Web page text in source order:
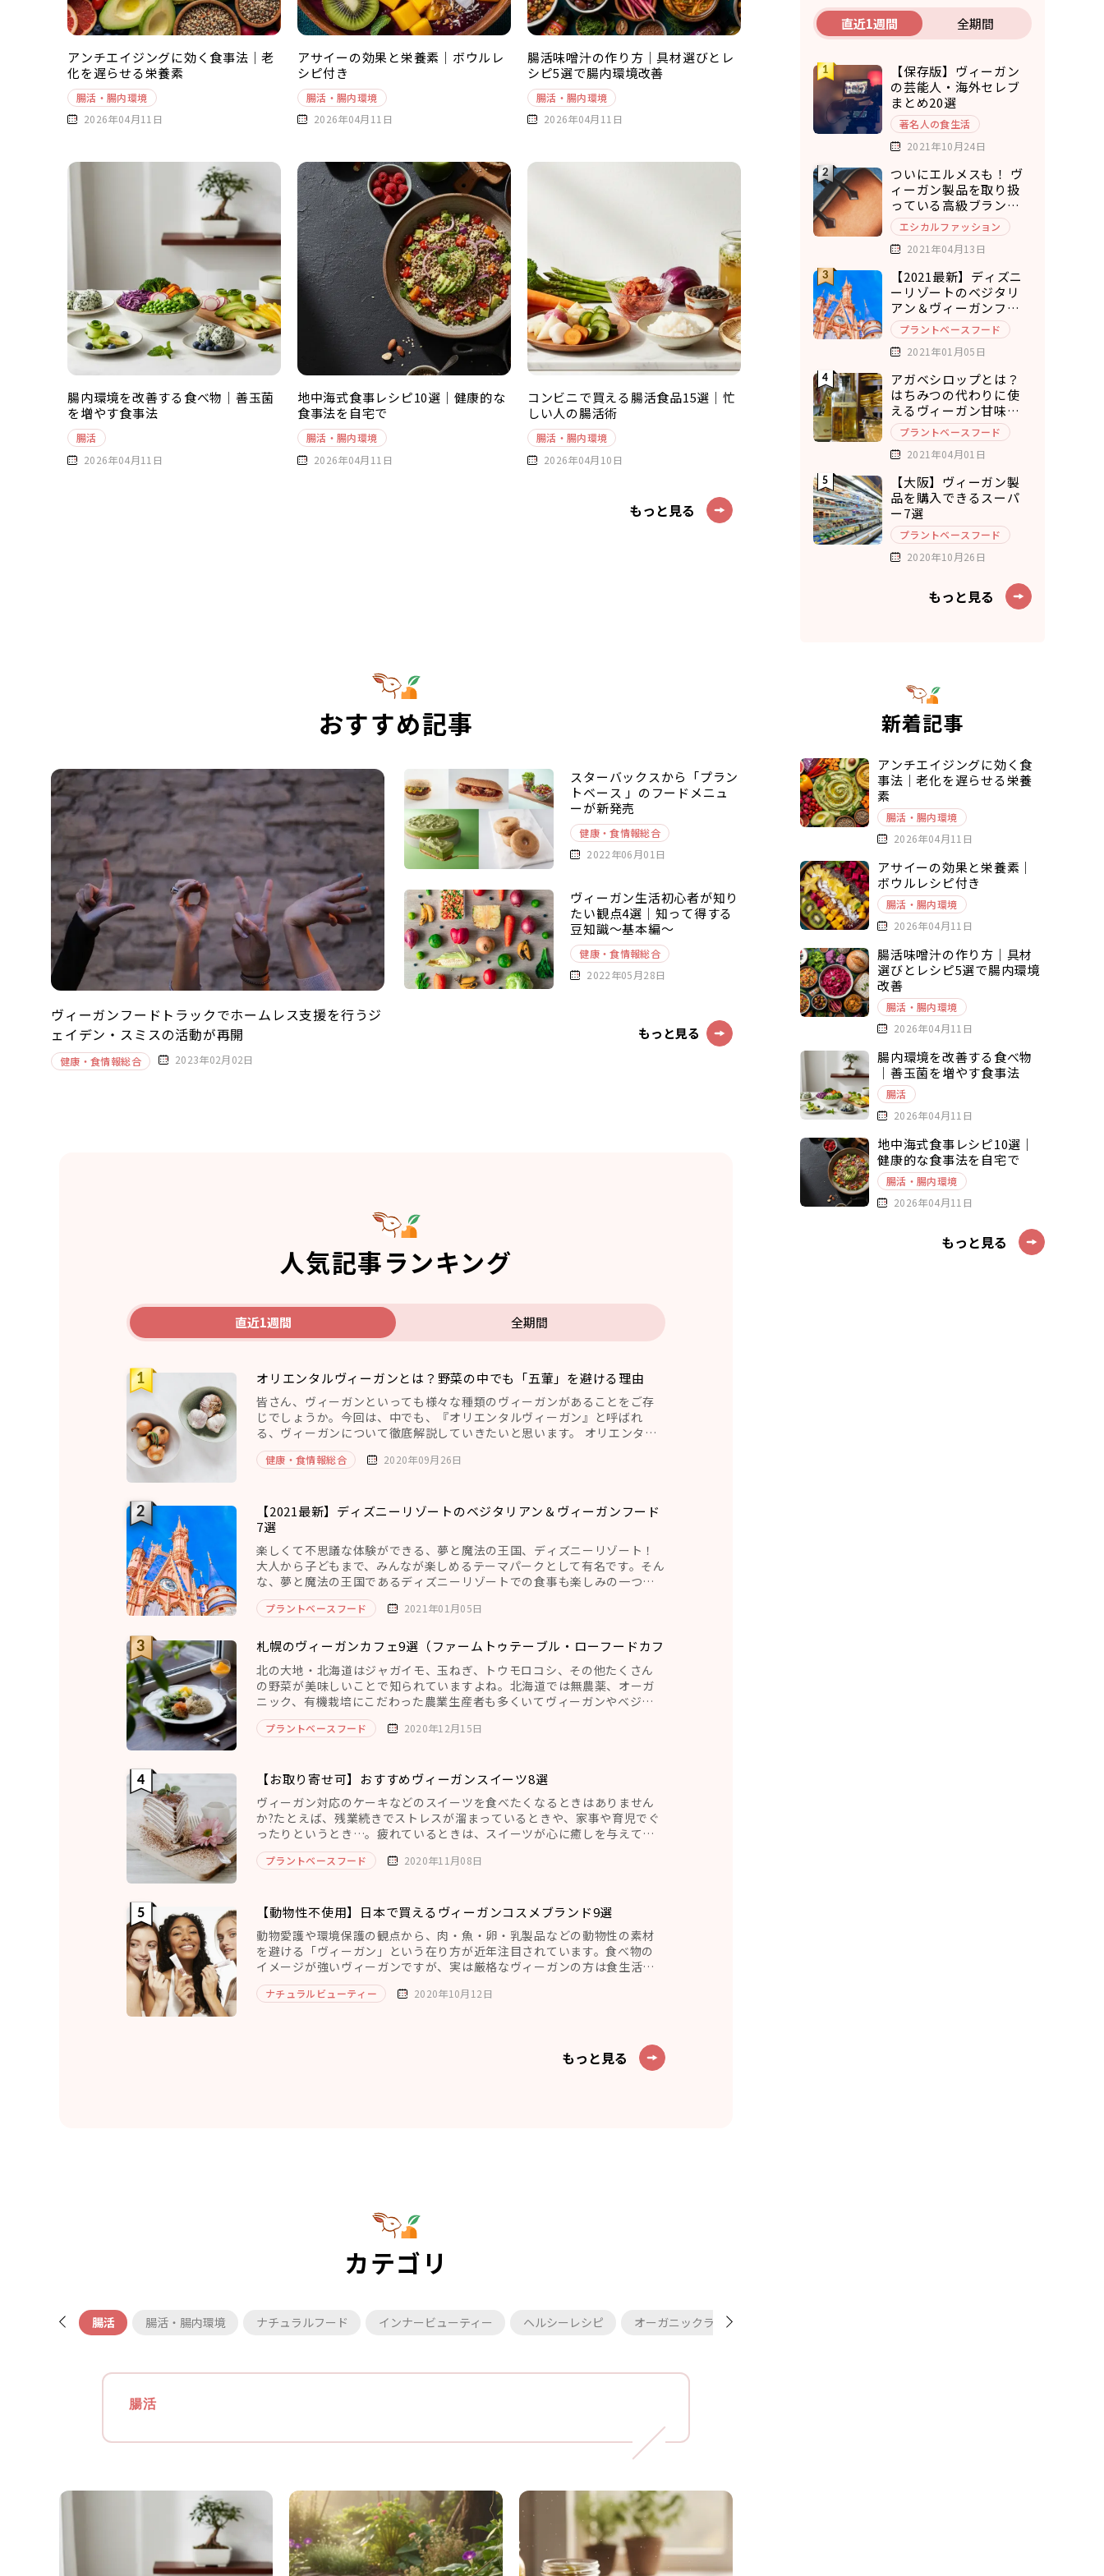
アンチエイジングに効く食事法｜老
化を遅らせる栄養素
腸活・腸内環境
2026年04月11日
アサイーの効果と栄養素｜ボウルレ
シピ付き
腸活・腸内環境
2026年04月11日
腸活味噌汁の作り方｜具材選びとレ
シピ5選で腸内環境改善
腸活・腸内環境
2026年04月11日
腸内環境を改善する食べ物｜善玉菌
を増やす食事法
腸活
2026年04月11日
地中海式食事レシピ10選｜健康的な
食事法を自宅で
腸活・腸内環境
2026年04月11日
コンビニで買える腸活食品15選｜忙
しい人の腸活術
腸活・腸内環境
2026年04月10日
もっと見る
おすすめ記事
ヴィーガンフードトラックでホームレス支援を行うジ
ェイデン・スミスの活動が再開
健康・食情報総合 2023年02月02日
スターバックスから「プラン
トベース 」のフードメニュ
ーが新発売
健康・食情報総合
2022年06月01日
ヴィーガン生活初心者が知り
たい観点4選｜知って得する
豆知識～基本編～
健康・食情報総合
2022年05月28日
もっと見る
人気記事ランキング
直近1週間 全期間
オリエンタルヴィーガンとは？野菜の中でも「五葷」を避ける理由
皆さん、ヴィーガンといっても様々な種類のヴィーガンがあることをご存
じでしょうか。今回は、中でも、『オリエンタルヴィーガン』と呼ばれ
る、ヴィーガンについて徹底解説していきたいと思います。 オリエンタル
ヴィーガンとは、五葷(ごくん)を
健康・食情報総合 2020年09月26日
【2021最新】ディズニーリゾートのベジタリアン＆ヴィーガンフード
7選
楽しくて不思議な体験ができる、夢と魔法の王国、ディズニーリゾート！
大人から子どもまで、みんなが楽しめるテーマパークとして有名です。そん
な、夢と魔法の王国であるディズニーリゾートでの食事も楽しみの一つで
すよね。今回は、ベジタリアンの方よりも制
プラントベースフード 2021年01月05日
札幌のヴィーガンカフェ9選（ファームトゥテーブル・ローフードカフ
ェ・チキュウ）
北の大地・北海道はジャガイモ、玉ねぎ、トウモロコシ、その他たくさん
の野菜が美味しいことで知られていますよね。北海道では無農薬、オーガ
ニック、有機栽培にこだわった農業生産者も多くいてヴィーガンやベジタ
リアンにはとても魅力的です。 そ
プラントベースフード 2020年12月15日
【お取り寄せ可】おすすめヴィーガンスイーツ8選
ヴィーガン対応のケーキなどのスイーツを食べたくなるときはありません
か?たとえば、残業続きでストレスが溜まっているときや、家事や育児でぐ
ったりというとき…。疲れているときは、スイーツが心に癒しを与えてく
れます。 ヴィーガ
プラントベースフード 2020年11月08日
【動物性不使用】日本で買えるヴィーガンコスメブランド9選
動物愛護や環境保護の観点から、肉・魚・卵・乳製品などの動物性の素材
を避ける「ヴィーガン」という在り方が近年注目されています。食べ物の
イメージが強いヴィーガンですが、実は厳格なヴィーガンの方は食生活の
みならず衣服やコスメも徹底して動物性の成分
ナチュラルビューティー 2020年10月12日
もっと見る
カテゴリ
腸活 腸活・腸内環境 ナチュラルフード インナービューティー ヘルシーレシピ オーガニックライフ
腸活
直近1週間 全期間
【保存版】ヴィーガン
の芸能人・海外セレブ
まとめ20選
著名人の食生活
2021年10月24日
ついにエルメスも！ ヴ
ィーガン製品を取り扱
っている高級ブランド7
選エシカルファッション
2021年04月13日
【2021最新】ディズニ
ーリゾートのベジタリ
アン＆ヴィーガンフー
ド7選
プラントベースフード
2021年01月05日
アガベシロップとは？
はちみつの代わりに使
えるヴィーガン甘味料8
選プラントベースフード
2021年04月01日
【大阪】ヴィーガン製
品を購入できるスーパ
ー7選
プラントベースフード
2020年10月26日
もっと見る
新着記事
アンチエイジングに効く食
事法｜老化を遅らせる栄養
素
腸活・腸内環境
2026年04月11日
アサイーの効果と栄養素｜
ボウルレシピ付き
腸活・腸内環境
2026年04月11日
腸活味噌汁の作り方｜具材
選びとレシピ5選で腸内環境
改善
腸活・腸内環境
2026年04月11日
腸内環境を改善する食べ物
｜善玉菌を増やす食事法
腸活
2026年04月11日
地中海式食事レシピ10選｜
健康的な食事法を自宅で
腸活・腸内環境
2026年04月11日
もっと見る